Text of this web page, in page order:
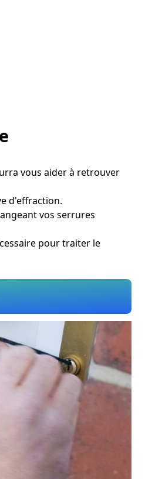
vous aider à retrouver
d'effraction.
vos serrures
pour traiter le